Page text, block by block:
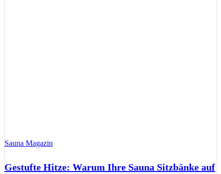
Sauna Magazin
Gestufte Hitze: Warum Ihre Sauna Sitzbänke auf